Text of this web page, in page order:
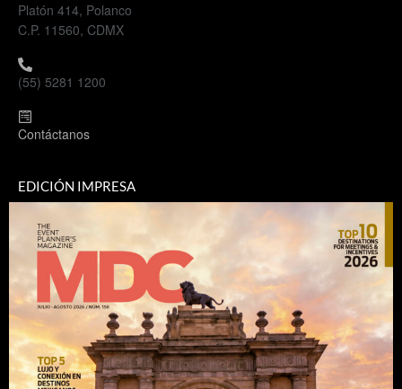
Platón 414, Polanco
C.P. 11560, CDMX
(55) 5281 1200
Contáctanos
EDICIÓN IMPRESA